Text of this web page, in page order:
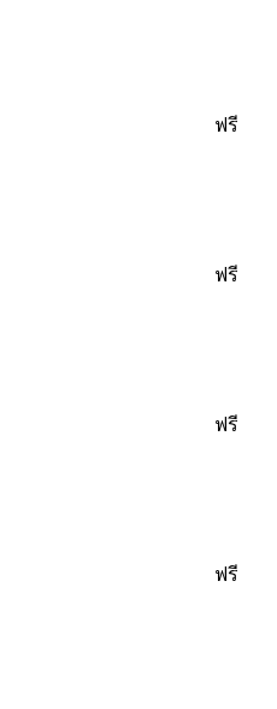
ฟรี
ฟรี
ฟรี
ฟรี